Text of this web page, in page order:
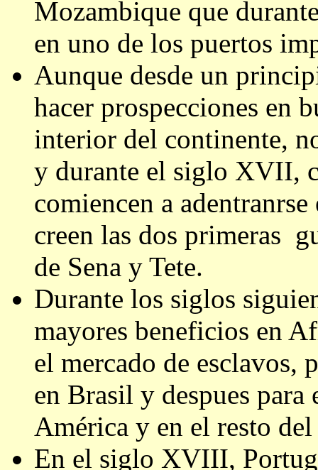
Mozambique que
en uno de los puertos
Aunque desde un
hacer prospecciones en
interior del continente,
y durante el siglo XVII,
comiencen a
creen las dos primeras
de Sena y Tete.
Durante los siglos
mayores beneficios en
el mercado de esclavos,
en Brasil y despues para
América y en el resto
En el siglo XVIII,